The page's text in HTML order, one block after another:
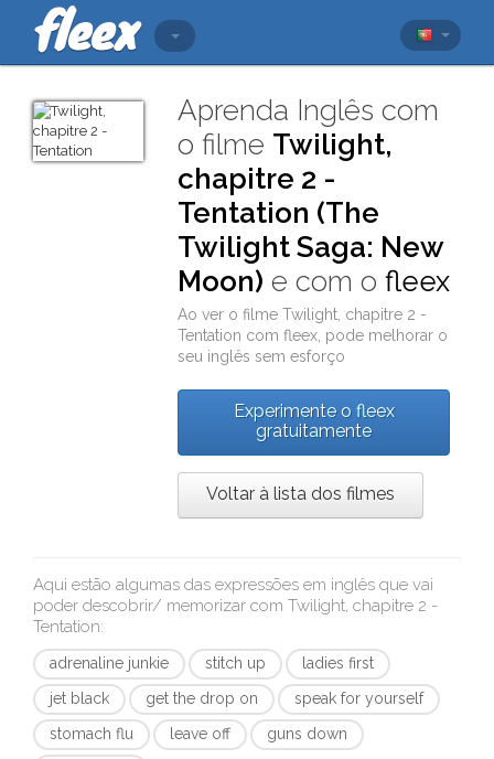
Aprenda Inglês com
o filme Twilight,
chapitre 2 -
Tentation (The
Twilight Saga: New
Moon) e com ofleex
Ao ver o filmeTwilight, chapitre 2 -
Tentation comfleex , pode melhorar o
seu inglês sem esforço
Experimente o fleex
gratuitamente
Voltar à lista dos filmes
Aqui estão algumas das expressões em inglês que vai
poder descobrir/ memorizar com Twilight, chapitre 2 -
Tentation:
adrenaline junkie stitch up
ladies first
jet black
get the drop on
speak for yourself
stomach flu
leave off
guns down